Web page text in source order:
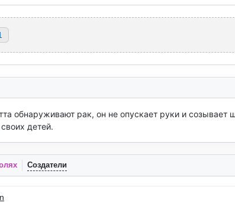
обнаруживают рак, он не опускает руки и
детей.
Создатели